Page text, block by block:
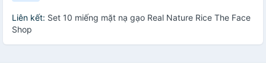
Liên kết: Set 10 miếng mặt nạ gạo Real Nature Rice The Face
Shop